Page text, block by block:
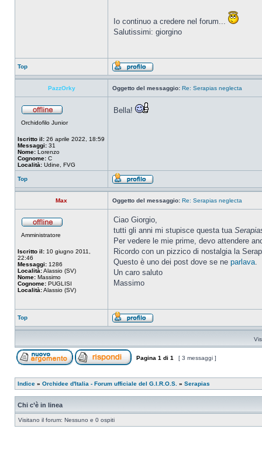
Io continuo a credere nel forum...
Salutissimi: giorgino
Top
PazzOrky Oggetto del messaggio: Re: Serapias neglecta
Orchidofilo Junior
Iscritto il: 26 aprile 2022, 18:59
Messaggi: 31
Nome: Lorenzo
Cognome: C
Località: Udine, FVG
Bella!
Top
Max Oggetto del messaggio: Re: Serapias neglecta
Amministratore
Iscritto il: 10 giugno 2011,
22:46
Messaggi: 1286
Località:Alassio (SV)
Nome: Massimo
Cognome: PUGLISI
Località:Alassio (SV)
Ciao Giorgio,
tutti gli anni mi stupisce questa tua
Per vedere le mie prime, devo attendere
Ricordo con un pizzico di nostalgia la
Questo è uno dei post dove se ne parlava.
Un caro saluto
Massimo
Top
Pagina 1 di 1 [ 3 messaggi ]
Indice » Orchidee d'Italia - Forum ufficiale del G.I.R.O.S. » Serapias
Chi c’è in linea
Visitano il forum: Nessuno e 0 ospiti